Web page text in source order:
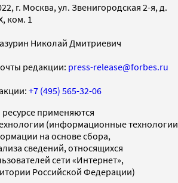
г. Москва, ул. Звенигородская 2-я, д.
ком. 1
Николай Дмитриевич
редакции: press-release@forbes.ru
+7 (495) 565-32-06
применяются
(информационные технологии
на основе сбора,
сведений, относящихся
сети «Интернет»,
Российской Федерации)